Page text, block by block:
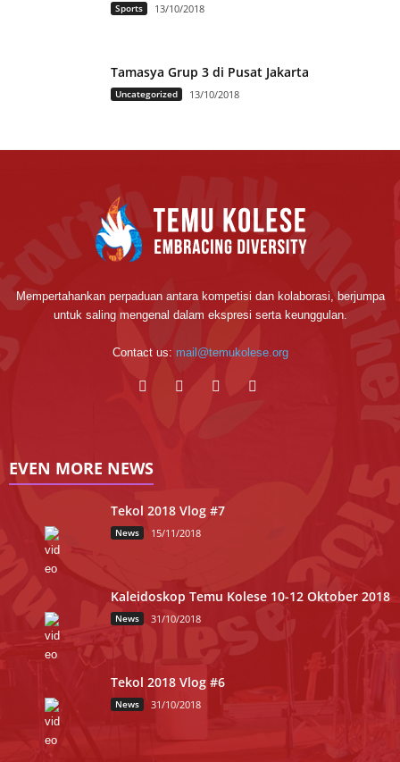
Sports 13/10/2018
Tamasya Grup 3 di Pusat Jakarta
Uncategorized 13/10/2018
Mempertahankan perpaduan antara kompetisi dan kolaborasi, berjumpa
untuk saling mengenal dalam ekspresi serta keunggulan.
Contact us: mail@temukolese.org
EVEN MORE NEWS
Tekol 2018 Vlog #7
News 15/11/2018
Kaleidoskop Temu Kolese 10-12 Oktober 2018
News 31/10/2018
Tekol 2018 Vlog #6
News 31/10/2018